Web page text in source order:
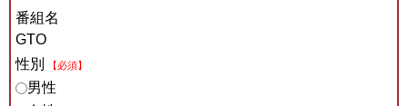
番組名
GTO
性別
【必須】
男性